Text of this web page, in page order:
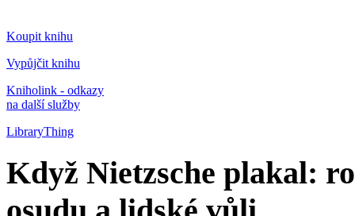
Koupit knihu
Vypůjčit knihu
Kniholink - odkazy
na další služby
LibraryThing
Když Nietzsche plakal: